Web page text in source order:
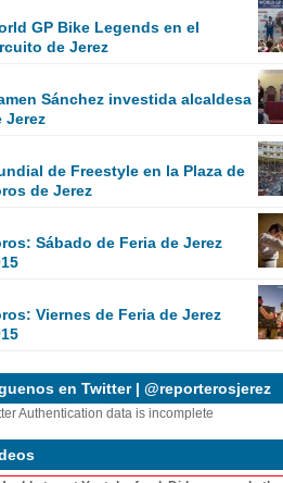
GP Bike Legends en el
de Jerez
Sánchez investida alcaldesa
Jerez
de Freestyle en la Plaza de
de Jerez
Sábado de Feria de Jerez
Viernes de Feria de Jerez
en Twitter | @reporterosjerez
Authentication data is incomplete